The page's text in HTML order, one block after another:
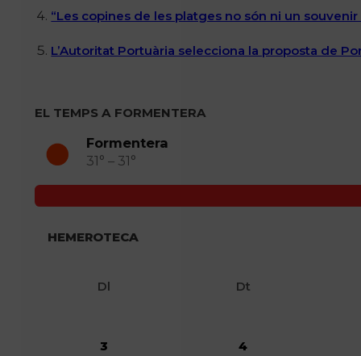
“Les copines de les platges no són ni un
L’Autoritat Portuària selecciona la proposta de
EL TEMPS A FORMENTERA
Formentera
31° – 31°
HEMEROTECA
Dl Dt
3
4